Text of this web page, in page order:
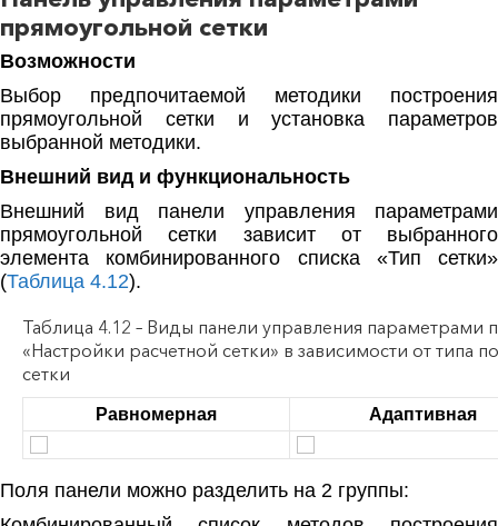
прямоугольной сетки
Возможности
Выбор предпочитаемой методики построения
прямоугольной сетки и установка параметров
выбранной методики.
Внешний вид и функциональность
Внешний вид панели управления параметрами
прямоугольной сетки зависит от выбранного
элемента комбинированного списка «Тип сетки»
(Таблица 4.12).
Таблица 4.12 – Виды панели управления параметрами
«Настройки расчетной сетки» в зависимости от типа
сетки
Равномерная Адаптивная
Поля панели можно разделить на 2 группы: